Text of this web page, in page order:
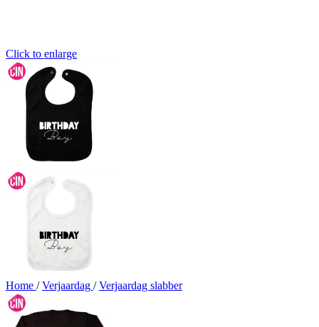
Click to enlarge
Home / Verjaardag / Verjaardag slabber